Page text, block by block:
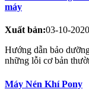
máy
Xuất bản:03-10-2020
Hướng dẫn bảo
những lỗi cơ bản
Máy Nén Khí Pony